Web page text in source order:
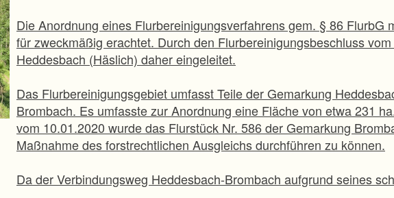
Die Anordnung eines Flurbereinigungsverfahrens gem. § 86 FlurbG
für zweckmäßig erachtet. Durch den Flurbereinigungsbeschluss
Heddesbach (Häslich) daher eingeleitet.
Das Flurbereinigungsgebiet umfasst Teile der Gemarkung
Brombach. Es umfasste zur Anordnung eine Fläche von etwa 231
vom 10.01.2020 wurde das Flurstück Nr. 586 der Gemarkung
Maßnahme des forstrechtlichen Ausgleichs durchführen zu können.
Da der Verbindungsweg Heddesbach-Brombach aufgrund seines